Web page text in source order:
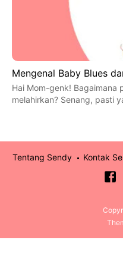
Mengenal Baby Blues
Hai Mom-genk! Bagaimana
melahirkan? Senang, pasti
Tentang Sendy Kontak